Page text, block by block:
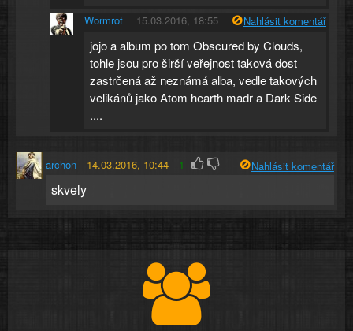
Wormrot 15.03.2016, 18:55 Nahlásit komentář
jojo a album po tom Obscured by Clouds,
tohle jsou pro širší veřejnost taková dost
zastrčená až neznámá alba, vedle takových
velikánů jako Atom hearth madr a Dark Side
....
archon 14.03.2016, 10:44 1 Nahlásit komentář
skvely